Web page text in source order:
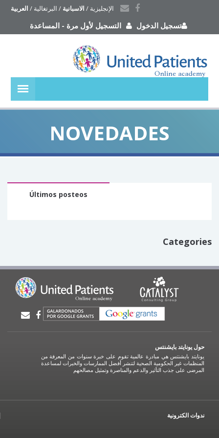
الإنجليزية / الاسبانية / البرتغالية / العربية
تسجيل الدخول التسجيل لأول مرة -المساعدة
NOVEDADES
Últimos posteos
Categories
حول يونايتد بايشنتس
يونايتد بايشنتس هي مبادرة عالمية تقوم على خبرة سنوات من المعرفة من
المنظمات غير الحكومية الصحية لتنشر أفضل الممارسات والخبرات لمساعدة
المرضى على جذب التأثير والدعم والمناصرة وتمثيل مصالحهم
ندوات الكترونية